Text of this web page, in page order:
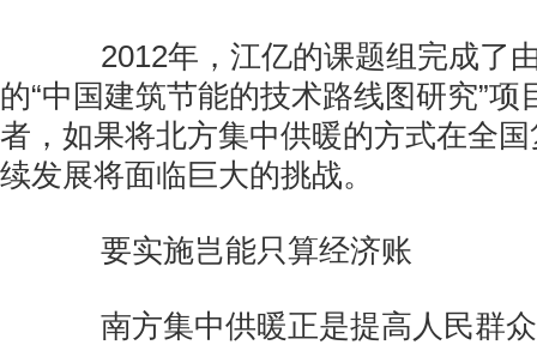
2012年，江亿的课题组完成了
的“中国建筑节能的技术路线图研究”项
者，如果将北方集中供暖的方式在全
续发展将面临巨大的挑战。
要实施岂能只算经济账
南方集中供暖正是提高人民群众